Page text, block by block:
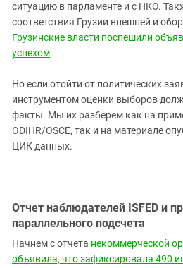
ситуацию в парламенте и с НКО.
соответствия Грузии внешней и
Грузинские власти поспешили
успехом.
Но если отойти от политических
инструментом оценки выборов
факты. Мы их разберем как на
ODIHR/OSCE, так и на материале
ЦИК данных.
Отчет наблюдателей ISFED и
параллельного подсчета
Начнем с отчета некоммерческой
объявила, что зафиксировала 490